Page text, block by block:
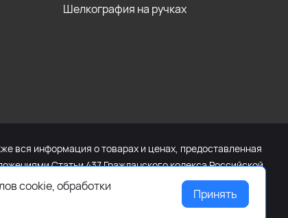
Шелкография на ручках
вся информация о товарах и ценах, предоставленная
Статьи 437 Гражданского кодекса Российской
к менеджеру сайта с помощью специальной формы
cookie, обработки
Принять